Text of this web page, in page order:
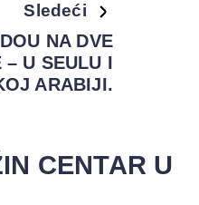
Sledeći
NA DVE
– U SEULU I
ARABIJI.
CENTAR U